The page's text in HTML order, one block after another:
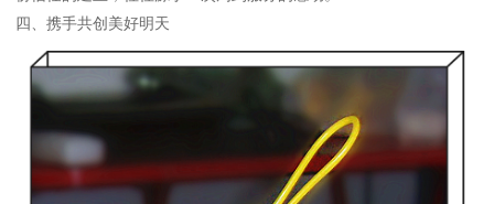
四、携手共创美好明天